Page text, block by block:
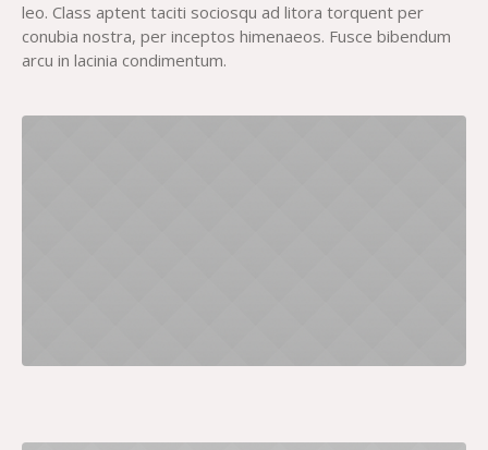
leo. Class aptent taciti sociosqu ad litora torquent per
conubia nostra, per inceptos himenaeos. Fusce bibendum
arcu in lacinia condimentum.